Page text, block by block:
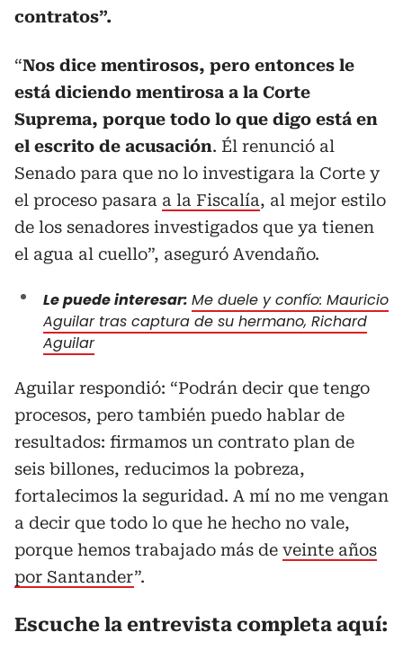
contratos”.
“Nos dice mentirosos, pero entonces le
está diciendo mentirosa a la Corte
Suprema, porque todo lo que digo está en
el escrito de acusación. Él renunció al
Senado para que no lo investigara la Corte y
el proceso pasara a la Fiscalía, al mejor estilo
de los senadores investigados que ya tienen
el agua al cuello”, aseguró Avendaño.
Le puede interesar: Me duele y confío: Mauricio
Aguilar tras captura de su hermano, Richard
Aguilar
Aguilar respondió: “Podrán decir que tengo
procesos, pero también puedo hablar de
resultados: firmamos un contrato plan de
seis billones, reducimos la pobreza,
fortalecimos la seguridad. A mí no me vengan
a decir que todo lo que he hecho no vale,
porque hemos trabajado más de veinte años
por Santander”.
Escuche la entrevista completa aquí: